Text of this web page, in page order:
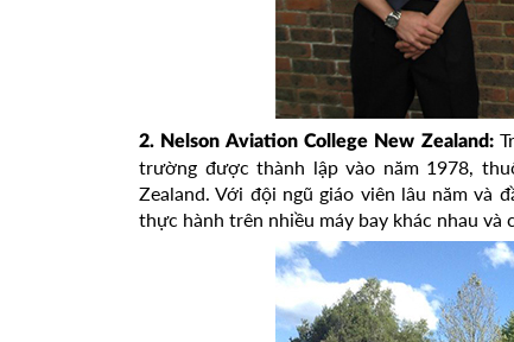
2. Nelson Aviation College New Zealand:
trường được thành lập vào năm 1978,
Zealand. Với đội ngũ giáo viên lâu năm và
thực hành trên nhiều máy bay khác nhau